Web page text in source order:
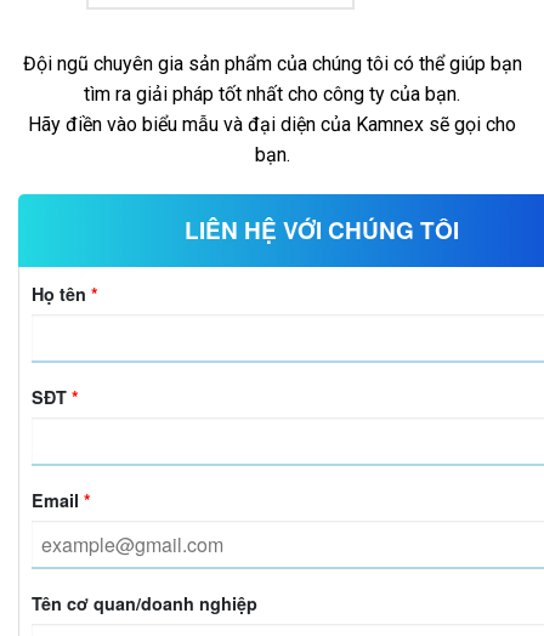
Đội ngũ chuyên gia sản phẩm của chúng tôi có thể giúp bạn
tìm ra giải pháp tốt nhất cho công ty của bạn.
Hãy điền vào biểu mẫu và đại diện của Kamnex sẽ gọi cho
bạn.
LIÊN HỆ VỚI CHÚNG TÔI
Họ tên *
SĐT *
Email *
Tên cơ quan/doanh nghiệp